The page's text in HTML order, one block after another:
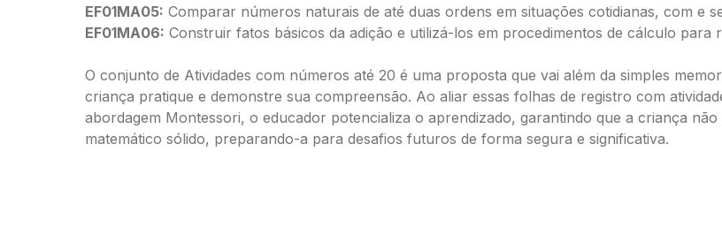
EF01MA05: Comparar números naturais de até duas ordens em situações cotidianas, com e
EF01MA06: Construir fatos básicos da adição e utilizá-los em procedimentos de cálculo para
O conjunto de Atividades com números até 20 é uma proposta que vai além da simples
criança pratique e demonstre sua compreensão. Ao aliar essas folhas de registro com
abordagem Montessori, o educador potencializa o aprendizado, garantindo que a criança
matemático sólido, preparando-a para desafios futuros de forma segura e significativa.